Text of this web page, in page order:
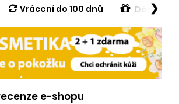
Vrácení do 100 dnů Dárek v
❯
e-shopu